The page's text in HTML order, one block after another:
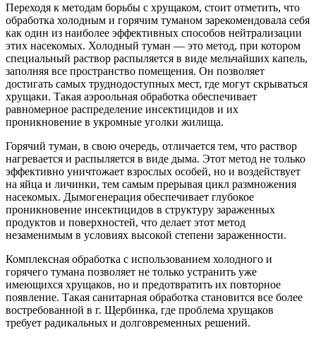
Переходя к методам борьбы с хрущаком, стоит отметить, что
обработка холодным и горячим туманом зарекомендовала себя
как один из наиболее эффективных способов нейтрализации
этих насекомых. Холодный туман — это метод, при котором
специальный раствор распыляется в виде мельчайших капель,
заполняя все пространство помещения. Он позволяет
достигать самых труднодоступных мест, где могут скрываться
хрущаки. Такая аэроольная обработка обеспечивает
равномерное распределение инсектицидов и их
проникновение в укромные уголки жилища.
Горячий туман, в свою очередь, отличается тем, что раствор
нагревается и распыляется в виде дыма. Этот метод не только
эффективно уничтожает взрослых особей, но и воздействует
на яйца и личинки, тем самым прерывая цикл размножения
насекомых. Дымогенерация обеспечивает глубокое
проникновение инсектицидов в структуру зараженных
продуктов и поверхностей, что делает этот метод
незаменимым в условиях высокой степени зараженности.
Комплексная обработка с использованием холодного и
горячего тумана позволяет не только устранить уже
имеющихся хрущаков, но и предотвратить их повторное
появление. Такая санитарная обработка становится все более
востребованной в г. Щербинка, где проблема хрущаков
требует радикальных и долговременных решений.